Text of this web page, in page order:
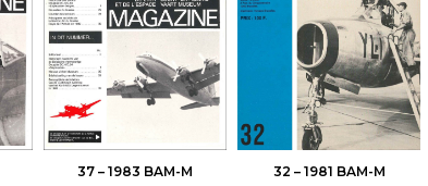
37 – 1983 BAM-M 32 – 1981 BAM-M